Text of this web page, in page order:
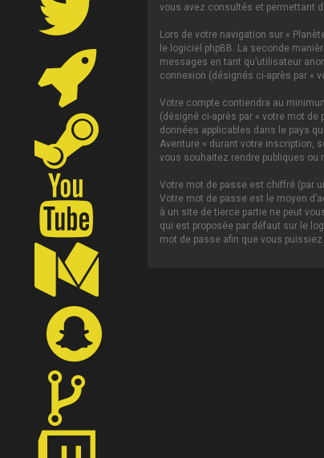
vous avez consultés et permettant
Lors de votre navigation sur «
le logiciel phpBB. La seconde
messages en tant qu’utilisateur
connexion (désignés ci-après par «
Votre compte contiendra au
(désigné ci-après par « votre mot
données applicables dans le pays
Aventure » durant votre inscription,
vous souhaitez rendre publiques ou
Votre mot de passe est chiffré (par
Votre mot de passe est le moyen
à un site de tierce partie ne peut
qui est proposée par défaut sur le
mot de passe afin que vous